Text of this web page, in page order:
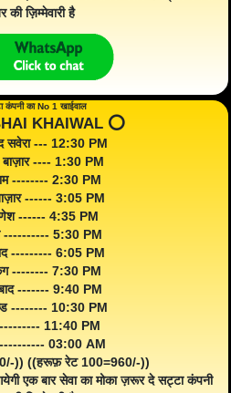
की ज़िम्मेवारी है
कंपनी का No 1 खाईवाल
KHAIWAL ⭕️
सवेरा --- 12:30 PM
---- 1:30 PM
-------- 2:30 PM
------ 3:05 PM
------ 4:35 PM
---------- 5:30 PM
--------- 6:05 PM
-------- 7:30 PM
------- 9:40 PM
-------- 10:30 PM
11:40 PM
---------- 03:00 AM
)) ((हरूफ़ रेट 100=960/-))
एक बार सेवा का मोका ज़रूर दे सट्टा कंपनी